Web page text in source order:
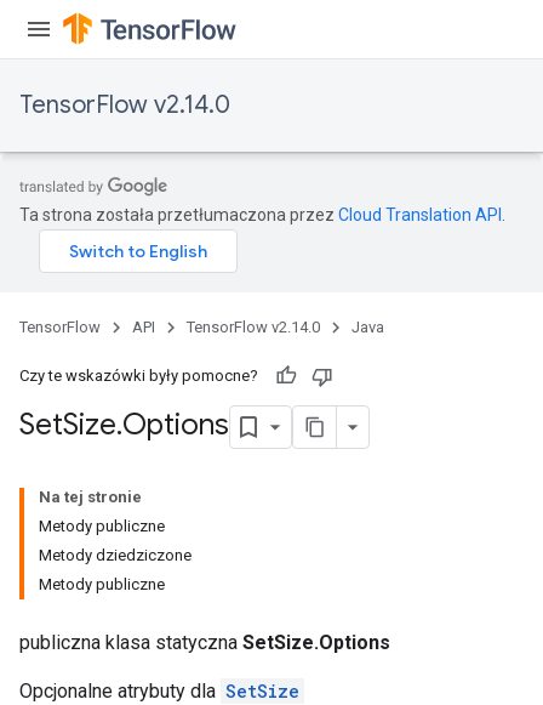
TensorFlow v2.14.0
Ta strona została przetłumaczona przez Cloud Translation API
TensorFlow API TensorFlow v2.14.0 Java
Czy te wskazówki były pomocne?
SetSize.Options
Na tej stronie
Metody publiczne
Metody dziedziczone
Metody publiczne
publiczna klasa statyczna SetSize.Options
Opcjonalne atrybuty dla SetSize